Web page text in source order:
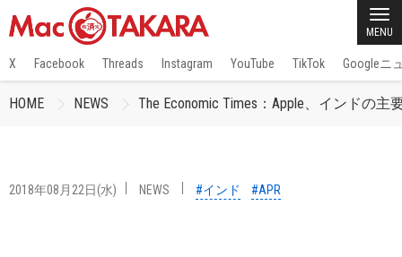
MENU
X Facebook Threads Instagram YouTube TikTok Googleニ
HOME NEWS The Economic Times：Apple、インドの主
2018年08月22日(水) NEWS #インド #APR